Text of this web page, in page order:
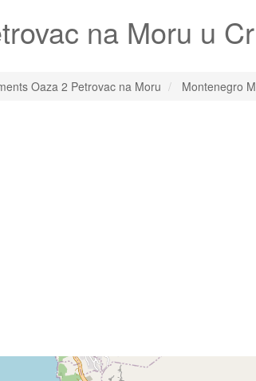
na Moru u
Oaza 2 Petrovac na Moru Montenegro